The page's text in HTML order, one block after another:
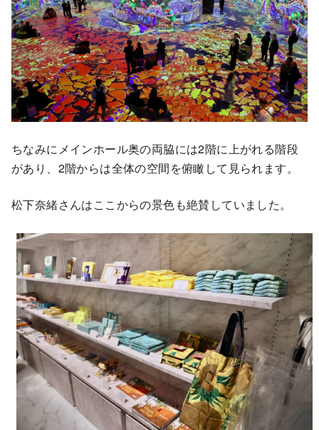
ちなみにメインホール奥の両脇には2階に上がれる階段
があり、2階からは全体の空間を俯瞰して見られます。
松下奈緒さんはここからの景色も絶賛していました。